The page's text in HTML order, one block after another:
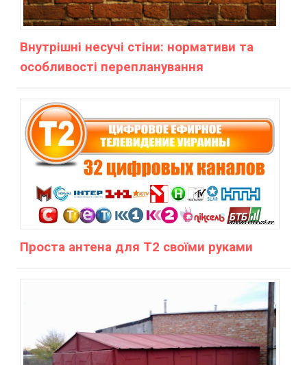
Внутрішні несучі стіни: нормативи та
особливості перепланування
Проста антена для Т2 своїми руками